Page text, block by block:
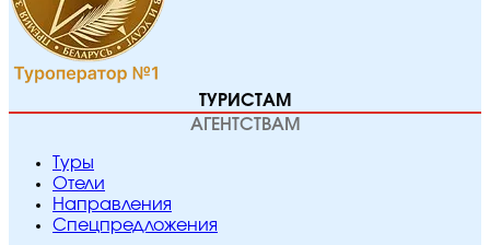
ТУРИСТАМ
АГЕНТСТВАМ
Туры
Отели
Направления
Спецпредложения